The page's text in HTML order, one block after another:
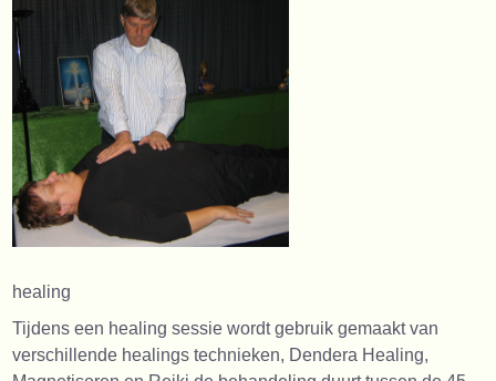
healing
Tijdens een healing sessie wordt gebruik gemaakt van
verschillende healings technieken, Dendera Healing,